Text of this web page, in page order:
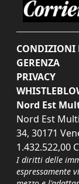
CONDIZIONI
GERENZA
PRIVACY
Nord Est
Nord Est
34, 30171
1.432.522,00
I diritti delle
espressamente